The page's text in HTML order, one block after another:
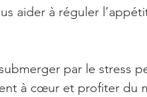
aider à réguler
par le stress
à cœur et profiter du